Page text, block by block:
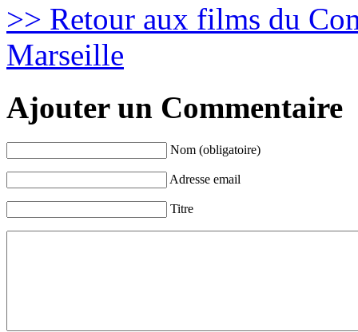
>> Retour aux films du
Marseille
Ajouter un Commentaire
Nom (obligatoire)
Adresse email
Titre